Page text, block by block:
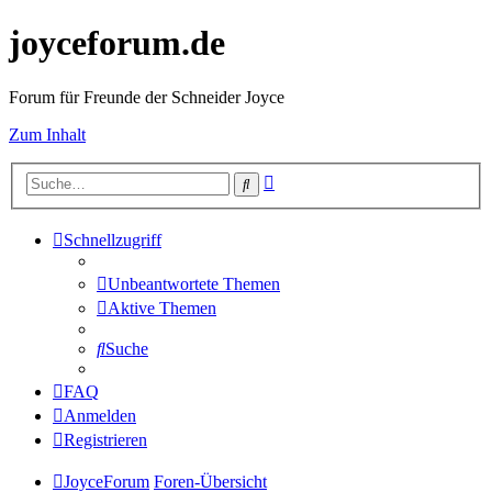
joyceforum.de
Forum für Freunde der Schneider Joyce
Zum Inhalt
Suche
Schnellzugriff
Unbeantwortete Themen
Aktive Themen
Suche
FAQ
Anmelden
Registrieren
JoyceForum Foren-Übersicht